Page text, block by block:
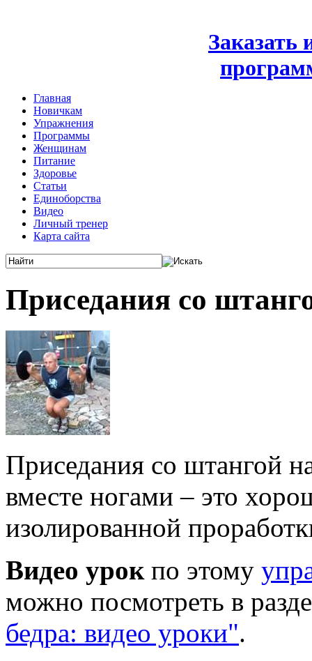
Заказать
Главная
Новичкам
Упражнения
Программы
Женщинам
Питание
Здоровье
Статьи
Единоборства
Видео
Личный тренер
Карта сайта
Приседания со
Приседания со штангой
вместе ногами – это
изолированной
Видео урок по этому
можно посмотреть в
бедра: видео уроки".